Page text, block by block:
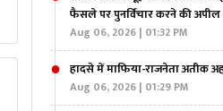
फैसले पर पुनर्विचार करने की
Aug 06, 2026 | 01:32 PM
हादसे में माफिया-राजनेता अतीक
Aug 06, 2026 | 01:29 PM